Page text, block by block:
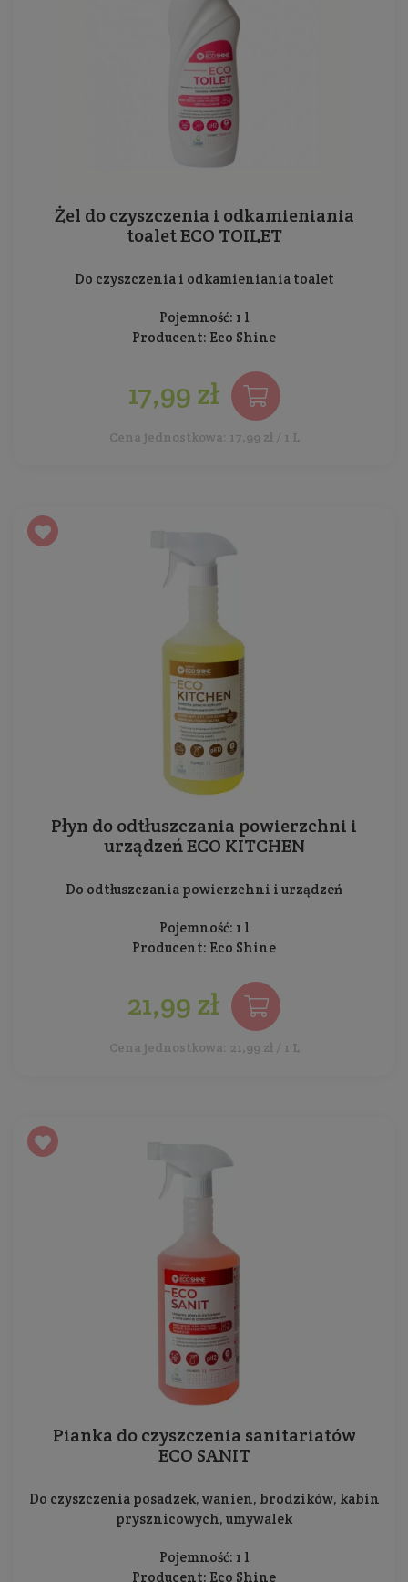
Żel do czyszczenia i odkamieniania
toalet ECO TOILET
Do czyszczenia i odkamieniania toalet
Pojemność: 1 l
Producent: Eco Shine
17,99 zł
Cena jednostkowa: 17,99 zł / 1 L
Płyn do odtłuszczania powierzchni i
urządzeń ECO KITCHEN
Do odtłuszczania powierzchni i urządzeń
Pojemność: 1 l
Producent: Eco Shine
21,99 zł
Cena jednostkowa: 21,99 zł / 1 L
Pianka do czyszczenia sanitariatów
ECO SANIT
Do czyszczenia posadzek, wanien, brodzików, kabin
prysznicowych, umywalek
Pojemność: 1 l
Producent: Eco Shine